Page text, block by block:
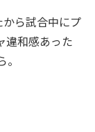
ら試合中にプ
違和感あった